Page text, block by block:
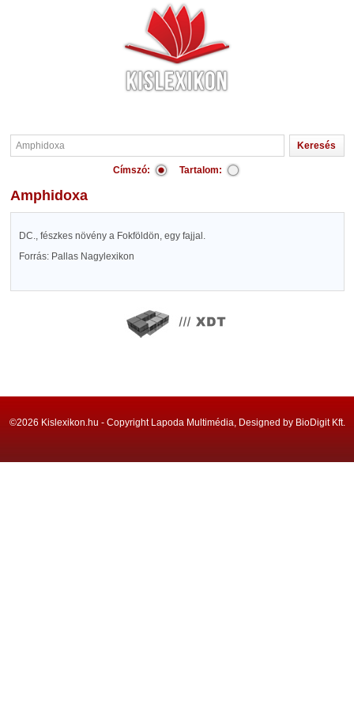
Címszó: Tartalom:
Amphidoxa
DC., fészkes növény a Fokföldön, egy fajjal.
Forrás: Pallas Nagylexikon
©2026 Kislexikon.hu - Copyright Lapoda Multimédia, Designed by BioDigit Kft.